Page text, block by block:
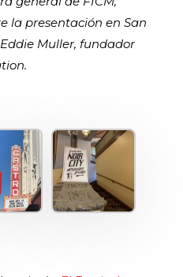
la presentación en San
Muller, fundador